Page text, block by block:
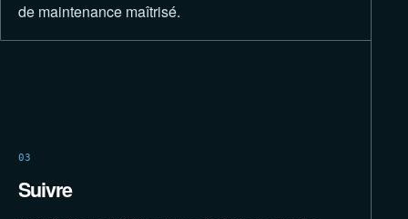
de maintenance maîtrisé.
03
Suivre